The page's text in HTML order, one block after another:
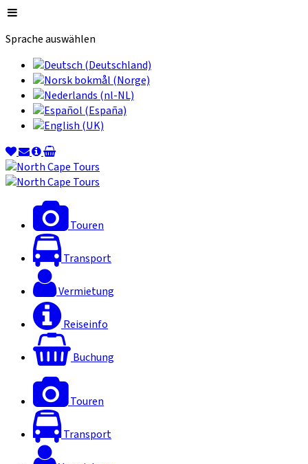
Sprache auswählen
Touren
Transport
Vermietung
Reiseinfo
Buchung
Touren
Transport